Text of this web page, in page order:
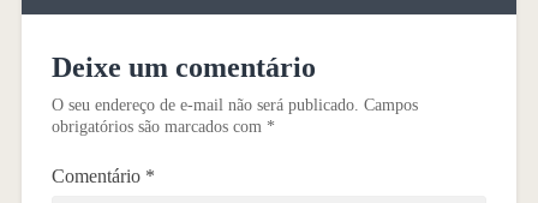
Deixe um comentário
O seu endereço de e-mail não será publicado. Campos
obrigatórios são marcados com *
Comentário *